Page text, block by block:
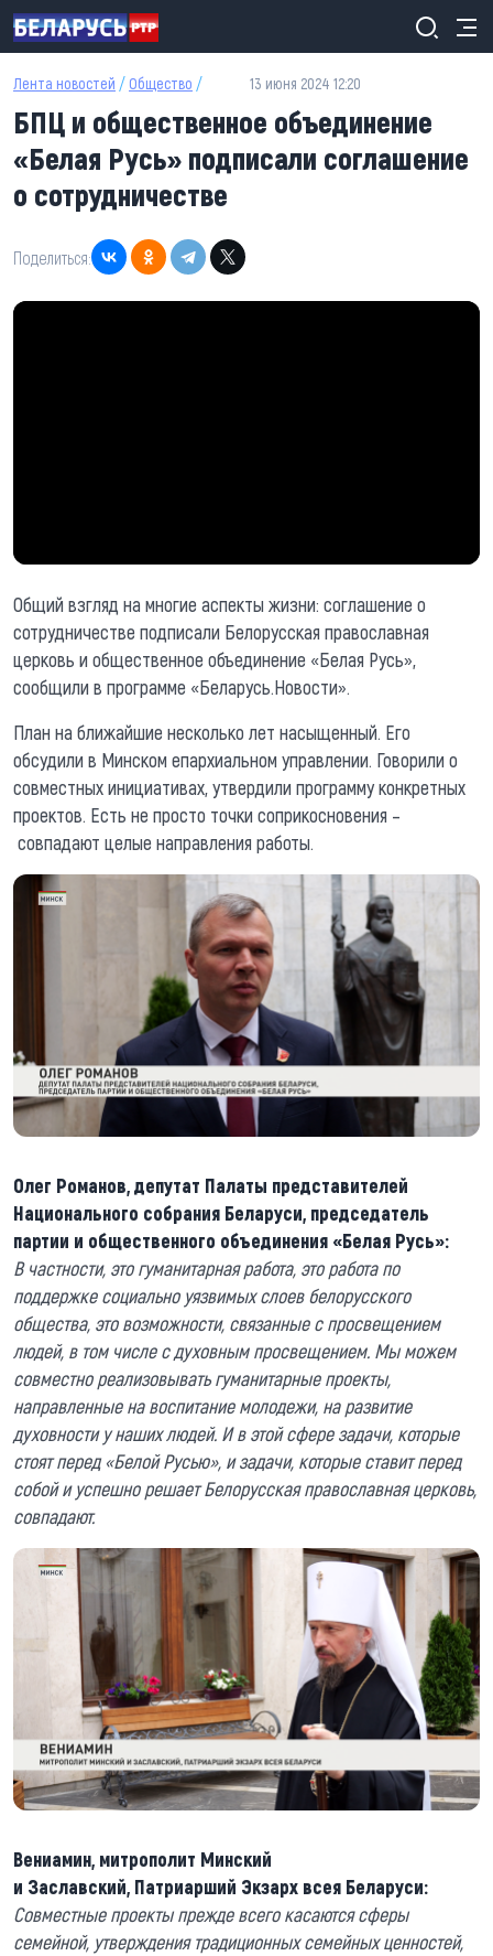
Перейти к основному содержанию
Лента новостей / Общество / 13 июня 2024 12:20
БПЦ и общественное объединение
«Белая Русь» подписали соглашение
о сотрудничестве
Поделиться:
Общий взгляд на многие аспекты жизни: соглашение о
сотрудничестве подписали Белорусская православная
церковь и общественное объединение «Белая Русь»,
сообщили в программе «Беларусь.Новости».
План на ближайшие несколько лет насыщенный. Его
обсудили в Минском епархиальном управлении. Говорили о
совместных инициативах, утвердили программу конкретных
проектов. Есть не просто точки соприкосновения –
совпадают целые направления работы.
Олег Романов, депутат Палаты представителей
Национального собрания Беларуси, председатель
партии и общественного объединения «Белая Русь»:
В частности, это гуманитарная работа, это работа по
поддержке социально уязвимых слоев белорусского
общества, это возможности, связанные с просвещением
людей, в том числе с духовным просвещением. Мы можем
совместно реализовывать гуманитарные проекты,
направленные на воспитание молодежи, на развитие
духовности у наших людей. И в этой сфере задачи, которые
стоят перед «Белой Русью», и задачи, которые ставит перед
собой и успешно решает Белорусская православная церковь,
совпадают.
Вениамин, митрополит Минский
и Заславский, Патриарший Экзарх всея Беларуси:
Совместные проекты прежде всего касаются сферы
семейной, утверждения традиционных семейных ценностей,